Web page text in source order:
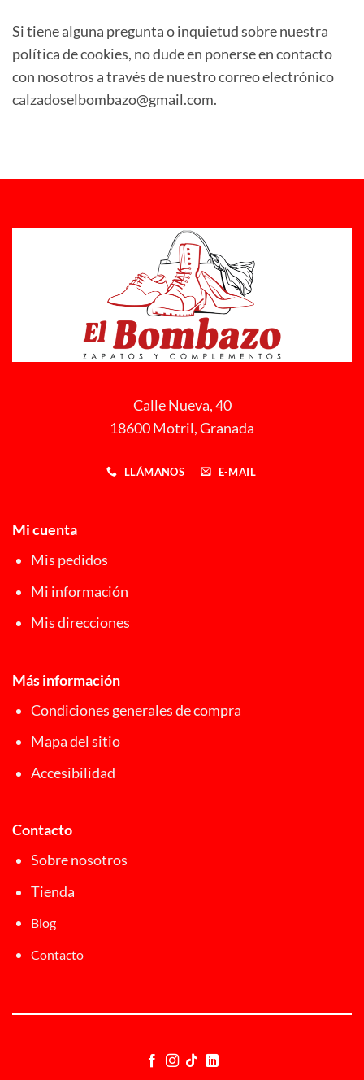
Si tiene alguna pregunta o inquietud sobre nuestra
política de cookies, no dude en ponerse en contacto
con nosotros a través de nuestro correo electrónico
calzadoselbombazo@gmail.com.
Calle Nueva, 40
18600 Motril, Granada
LLÁMANOS E-MAIL
Mi cuenta
Mis pedidos
Mi información
Mis direcciones
Más información
Condiciones generales de compra
Mapa del sitio
Accesibilidad
Contacto
Sobre nosotros
Tienda
Blog
Contacto